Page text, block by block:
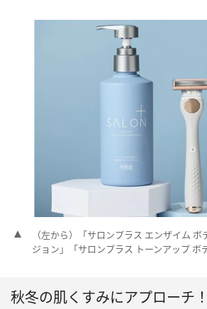
（左から）「サロンプラス エンザイム
ジョン」「サロンプラス トーンアップ ボ
秋冬の肌くすみにアプローチ